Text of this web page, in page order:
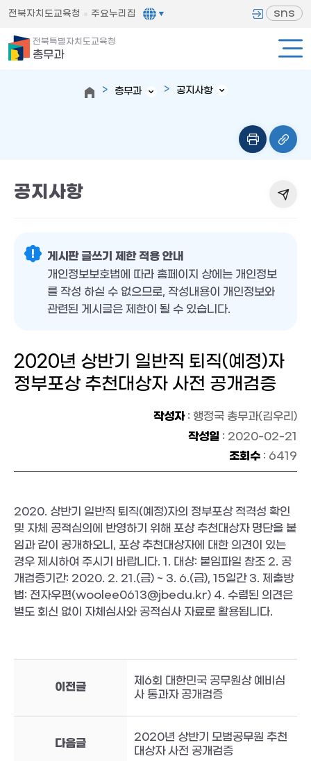
전북자치도교육청 주요누리집 sns
전북특별자치도교육청
총무과
총무과 공지사항
공지사항
게시판 글쓰기 제한 적용 안내
개인정보보호법에 따라 홈페이지 상에는 개인정보
를 작성 하실 수 없으므로, 작성내용이 개인정보와
관련된 게시글은 제한이 될 수 있습니다.
2020년 상반기 일반직 퇴직(예정)자
정부포상 추천대상자 사전 공개검증
작성자: 행정국 총무과(김우리)
작성일 : 2020-02-21
조회수 : 6419
2020. 상반기 일반직 퇴직(예정)자의 정부포상 적격성 확인
및 자체 공적심의에 반영하기 위해 포상 추천대상자 명단을 붙
임과 같이 공개하오니, 포상 추천대상자에 대한 의견이 있는
경우 제시하여 주시기 바랍니다. 1. 대상: 붙임파일 참조 2. 공
개검증기간: 2020. 2. 21.(금) ~ 3. 6.(금), 15일간 3. 제출방
법: 전자우편(woolee0613@jbedu.kr) 4. 수렴된 의견은
별도 회신 없이 자체심사와 공적심사 자료로 활용됩니다.
이전글
제6회 대한민국 공무원상 예비심
사 통과자 공개검증
다음글
2020년 상반기 모범공무원 추천
대상자 사전 공개검증